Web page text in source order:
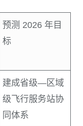
预测 2026 年目
标
建成省级—区域
级飞行服务站协
同体系